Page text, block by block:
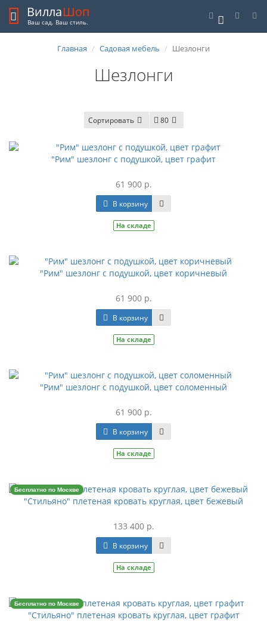
0
ВиллаШоп
Ваш сад. Ваш стиль.
Главная Садовая мебель Шезлонги
Шезлонги
Сортировать 80
"Рим" шезлонг с подушкой, цвет графит
61 900 р.
В корзину
На складе
"Рим" шезлонг с подушкой, цвет коричневый
61 900 р.
В корзину
На складе
"Рим" шезлонг с подушкой, цвет соломенный
61 900 р.
В корзину
На складе
Бесплатно по Москве
"Стильяно" плетеная кровать круглая, цвет бежевый
133 400 р.
В корзину
На складе
Бесплатно по Москве
"Стильяно" плетеная кровать круглая, цвет графит